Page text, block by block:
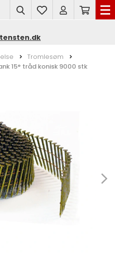
search
Tromlesøm
15° tråd konisk 9000 stk